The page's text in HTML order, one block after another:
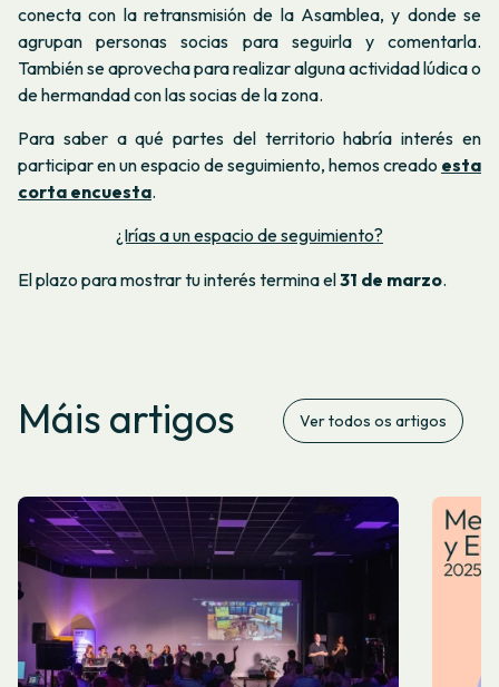
conecta con la retransmisión de la Asamblea, y donde se
agrupan personas socias para seguirla y comentarla.
También se aprovecha para realizar alguna actividad lúdica o
de hermandad con las socias de la zona.
Para saber a qué partes del territorio habría interés en
participar en un espacio de seguimiento, hemos creado esta
corta encuesta.
¿Irías a un espacio de seguimiento?
El plazo para mostrar tu interés termina el31 de marzo.
Máis artigos Ver todos os artigos